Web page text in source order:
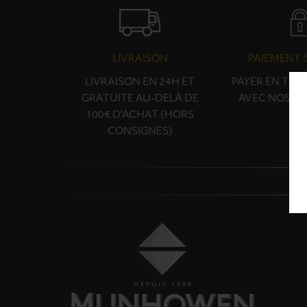
LIVRAISON
LIVRAISON EN 24H ET
GRATUITE AU-DELÀ DE
100€ D'ACHAT (HORS
CONSIGNES)
PAIEMENT
PAYER EN
AVEC NOS